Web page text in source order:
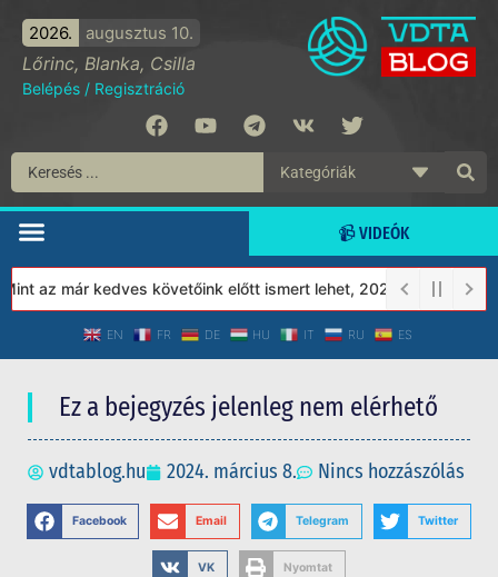
2026. augusztus 10.
Lőrinc, Blanka, Csilla
Belépés / Regisztráció
📹 VIDEÓK
az már kedves követőink előtt ismert lehet, 2023-tól a Védett
EN FR DE HU IT RU ES
Ez a bejegyzés jelenleg nem elérhető
vdtablog.hu 2024. március 8. Nincs hozzászólás
Facebook Email Telegram Twitter
VK Nyomtat